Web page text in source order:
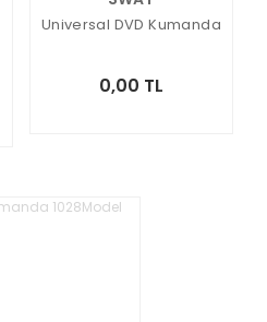
Universal DVD Kumanda
0,00 TL